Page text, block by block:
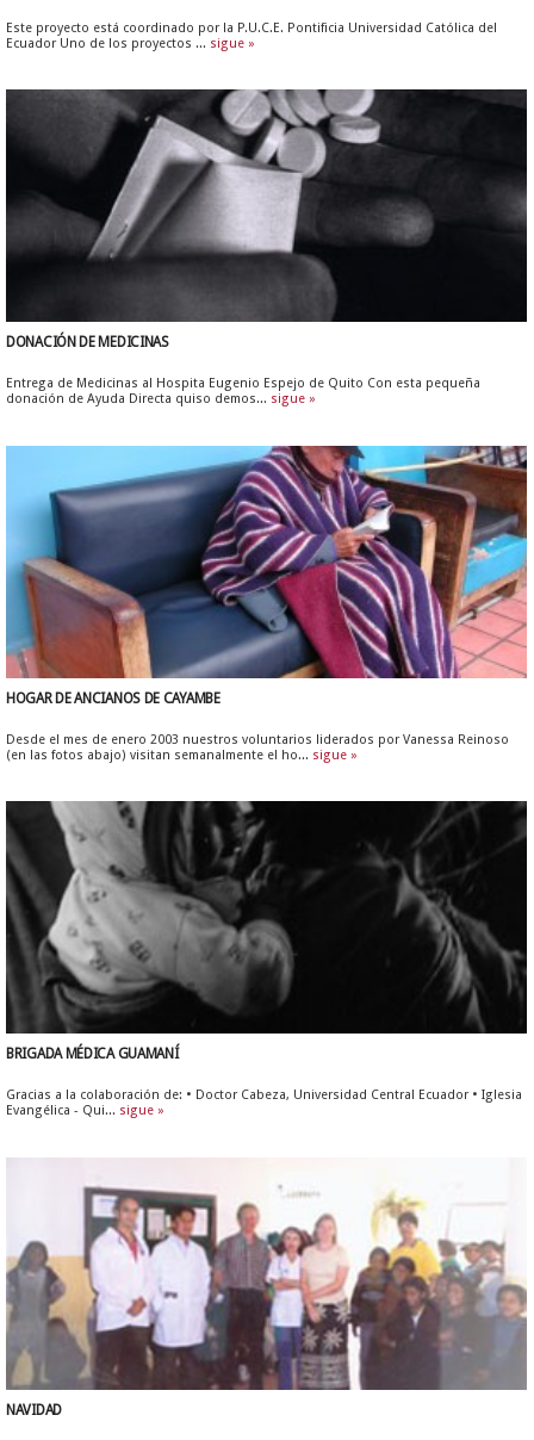
Este proyecto está coordinado por la P.U.C.E. Pontificia Universidad Católica del
Ecuador Uno de los proyectos ... sigue »
DONACIÓN DE MEDICINAS
Entrega de Medicinas al Hospita Eugenio Espejo de Quito Con esta pequeña
donación de Ayuda Directa quiso demos... sigue »
HOGAR DE ANCIANOS DE CAYAMBE
Desde el mes de enero 2003 nuestros voluntarios liderados por Vanessa Reinoso
(en las fotos abajo) visitan semanalmente el ho... sigue »
BRIGADA MÉDICA GUAMANÍ
Gracias a la colaboración de: • Doctor Cabeza, Universidad Central Ecuador • Iglesia
Evangélica - Qui... sigue »
NAVIDAD